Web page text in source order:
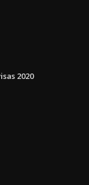
2020